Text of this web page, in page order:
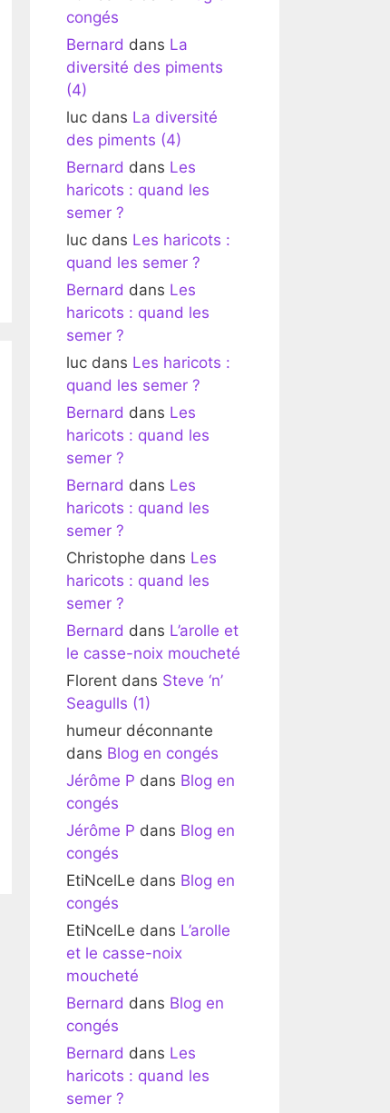
congés
Bernard dans La
diversité des piments
(4)
luc dans La diversité
des piments (4)
Bernard dans Les
haricots : quand les
semer ?
luc dans Les haricots :
quand les semer ?
Bernard dans Les
haricots : quand les
semer ?
luc dans Les haricots :
quand les semer ?
Bernard dans Les
haricots : quand les
semer ?
Bernard dans Les
haricots : quand les
semer ?
Christophe dans Les
haricots : quand les
semer ?
Bernard dans L’arolle et
le casse-noix moucheté
Florent dans Steve ‘n’
Seagulls (1)
humeur déconnante
dans Blog en congés
Jérôme P dans Blog en
congés
Jérôme P dans Blog en
congés
EtiNcelLe dans Blog en
congés
EtiNcelLe dans L’arolle
et le casse-noix
moucheté
Bernard dans Blog en
congés
Bernard dans Les
haricots : quand les
semer ?